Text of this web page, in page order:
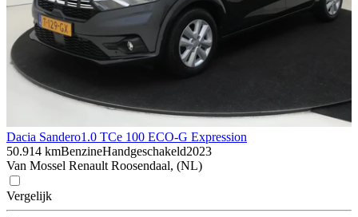
Dacia Sandero1.0 TCe 100 ECO-G Expression
50.914 kmBenzineHandgeschakeld2023
Van Mossel Renault Roosendaal, (NL)
Vergelijk